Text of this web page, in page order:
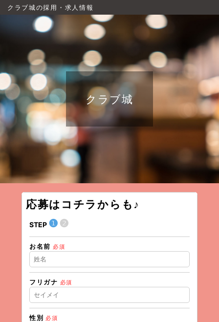
クラブ城の採用・求人情報
クラブ城
応募はコチラからも♪
STEP ❶❷
お名前 必須
フリガナ 必須
性別 必須